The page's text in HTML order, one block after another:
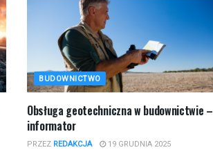
BUDOWNICTWO
​Obsługa geotechniczna w budownictwie –
informator
PRZEZ REDAKCJA 19 GRUDNIA 2025